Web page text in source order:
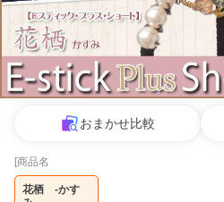
おまかせ比較
[商品名
花栖　-かす